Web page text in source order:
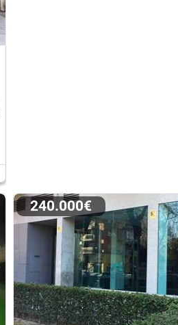
240.000€